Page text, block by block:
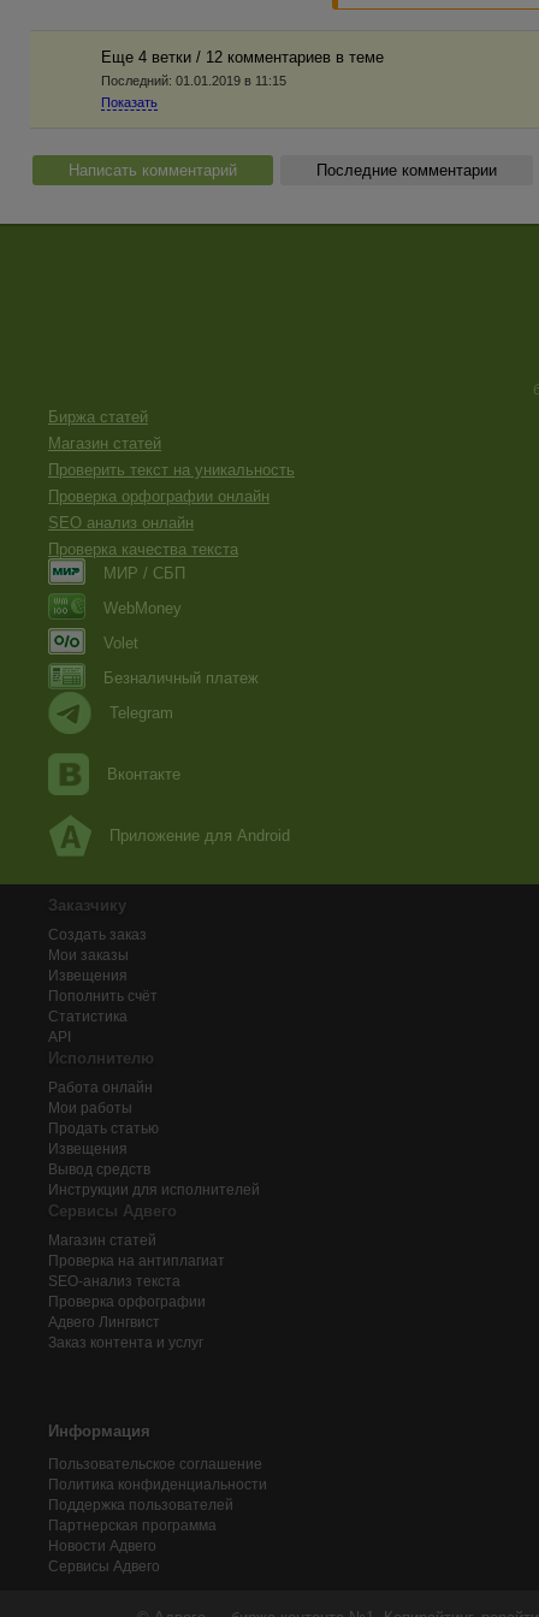
Еще 4 ветки / 12 комментариев в темe
Последний: 01.01.2019 в 11:15
Показать
Написать комментарий Последние комментарии
Биржа статей
Магазин статей
Проверить текст на уникальность
Проверка орфографии онлайн
SEO анализ онлайн
Проверка качества текста
МИР / СБП
WebMoney
Volet
Безналичный платеж
Telegram
Вконтакте
Приложение для Android
Заказчику
Создать заказ
Мои заказы
Извещения
Пополнить счёт
Статистика
API
Исполнителю
Работа онлайн
Мои работы
Продать статью
Извещения
Вывод средств
Инструкции для исполнителей
Сервисы Адвего
Магазин статей
Проверка на антиплагиат
SEO-анализ текста
Проверка орфографии
Адвего Лингвист
Заказ контента и услуг
Информация
Пользовательское соглашение
Политика конфиденциальности
Поддержка пользователей
Партнерская программа
Новости Адвего
Сервисы Адвего